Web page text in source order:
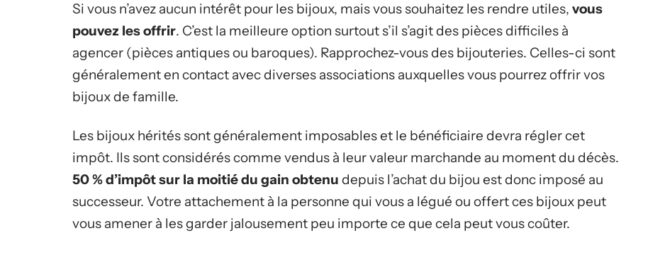
Si vous n’avez aucun intérêt pour les bijoux, mais vous souhaitez les rendre utiles, vous
pouvez les offrir. C’est la meilleure option surtout s’il s’agit des pièces difficiles à
agencer (pièces antiques ou baroques). Rapprochez-vous des bijouteries. Celles-ci sont
généralement en contact avec diverses associations auxquelles vous pourrez offrir vos
bijoux de famille.
Les bijoux hérités sont généralement imposables et le bénéficiaire devra régler cet
impôt. Ils sont considérés comme vendus à leur valeur marchande au moment du décès.
50 % d’impôt sur la moitié du gain obtenu depuis l’achat du bijou est donc imposé au
successeur. Votre attachement à la personne qui vous a légué ou offert ces bijoux peut
vous amener à les garder jalousement peu importe ce que cela peut vous coûter.